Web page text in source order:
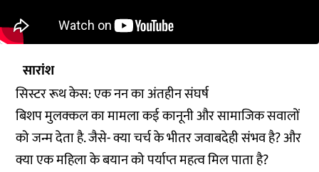
सारांश
सिस्टर रूथ केस: एक नन का अंतहीन संघर्ष
बिशप मुलक्कल का मामला कई कानूनी और सामाजिक सवालों
को जन्म देता है. जैसे- क्या चर्च के भीतर जवाबदेही संभव है? और
क्या एक महिला के बयान को पर्याप्त महत्व मिल पाता है?